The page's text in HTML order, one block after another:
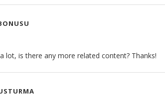
lot, is there any more related content? Thanks!